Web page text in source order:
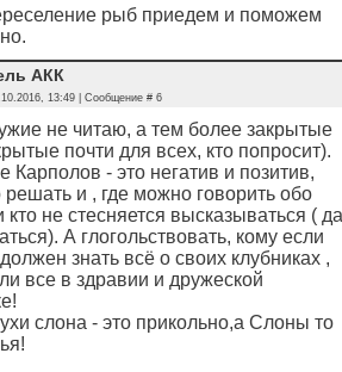
рыб приедем и поможем
АКК
13:49 | Сообщение # 6
не читаю, а тем более закрытые
почти для всех, кто попросит).
Карполов - это негатив и позитив,
решать и , где можно говорить обо
не стесняется высказываться ( да
А глогольствовать, кому если
знать всё о своих клубниках ,
все в здравии и дружеской
слона - это прикольно,а Слоны то